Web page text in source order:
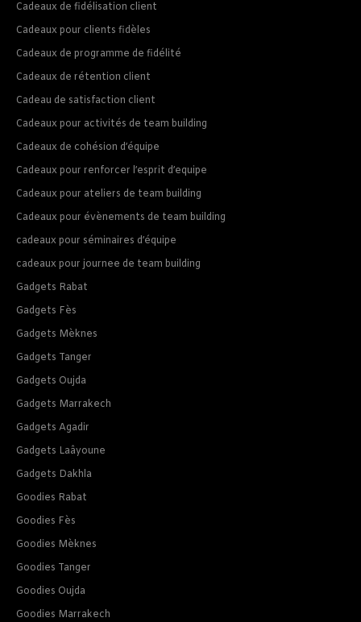
Cadeaux de fidélisation client
Cadeaux pour clients fidèles
Cadeaux de programme de fidélité
Cadeaux de rétention client
Cadeau de satisfaction client
Cadeaux pour activités de team building
Cadeaux de cohésion d’équipe
Cadeaux pour renforcer l’esprit d’equipe
Cadeaux pour ateliers de team building
Cadeaux pour évènements de team building
cadeaux pour séminaires d’équipe
cadeaux pour journee de team building
Gadgets Rabat
Gadgets Fès
Gadgets Mèknes
Gadgets Tanger
Gadgets Oujda
Gadgets Marrakech
Gadgets Agadir
Gadgets Laâyoune
Gadgets Dakhla
Goodies Rabat
Goodies Fès
Goodies Mèknes
Goodies Tanger
Goodies Oujda
Goodies Marrakech